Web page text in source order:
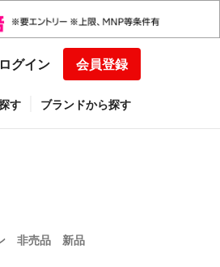
ログイン 会員登録
す ブランドから探す
非売品 新品